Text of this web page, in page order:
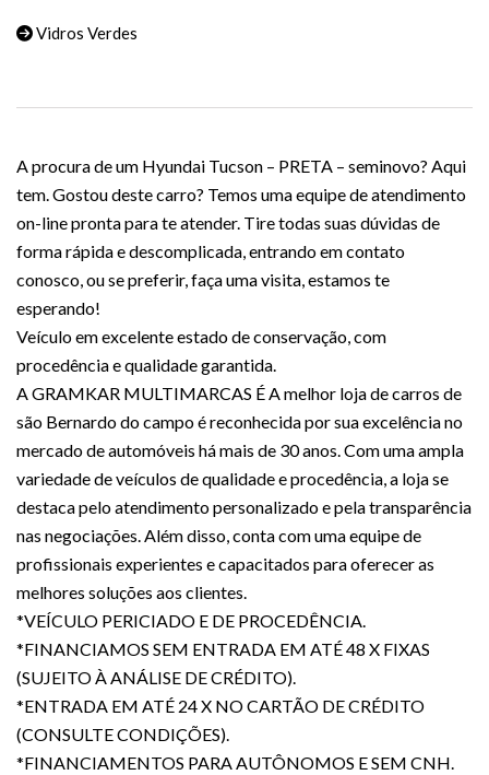
Vidros Verdes
A procura de um Hyundai Tucson – PRETA – seminovo? Aqui
tem. Gostou deste carro? Temos uma equipe de atendimento
on-line pronta para te atender. Tire todas suas dúvidas de
forma rápida e descomplicada, entrando em contato
conosco, ou se preferir, faça uma visita, estamos te
esperando!
Veículo em excelente estado de conservação, com
procedência e qualidade garantida.
A GRAMKAR MULTIMARCAS É A melhor loja de carros de
são Bernardo do campo é reconhecida por sua excelência no
mercado de automóveis há mais de 30 anos. Com uma ampla
variedade de veículos de qualidade e procedência, a loja se
destaca pelo atendimento personalizado e pela transparência
nas negociações. Além disso, conta com uma equipe de
profissionais experientes e capacitados para oferecer as
melhores soluções aos clientes.
*VEÍCULO PERICIADO E DE PROCEDÊNCIA.
*FINANCIAMOS SEM ENTRADA EM ATÉ 48 X FIXAS
(SUJEITO À ANÁLISE DE CRÉDITO).
*ENTRADA EM ATÉ 24 X NO CARTÃO DE CRÉDITO
(CONSULTE CONDIÇÕES).
*FINANCIAMENTOS PARA AUTÔNOMOS E SEM CNH.